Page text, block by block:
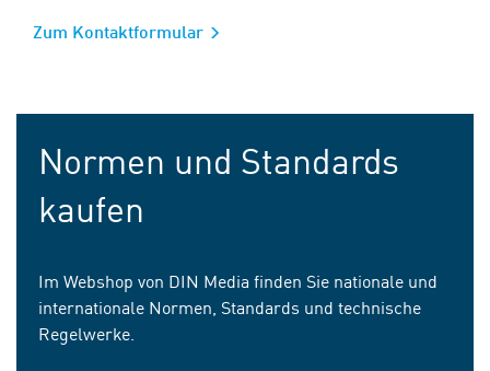
Zum Kontaktformular
Normen und Standards
kaufen
Im Webshop von DIN Media finden Sie nationale und
internationale Normen, Standards und technische
Regelwerke.